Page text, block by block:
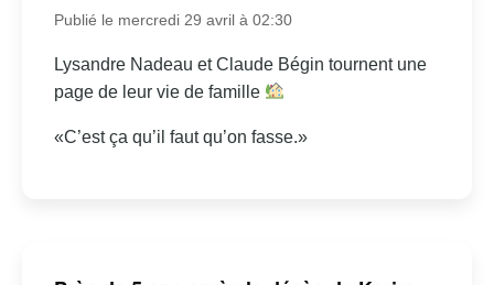
Publié le mercredi 29 avril à 02:30
Lysandre Nadeau et Claude Bégin tournent une
page de leur vie de famille
«C’est ça qu’il faut qu’on fasse.»